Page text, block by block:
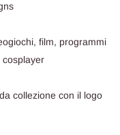
film, programmi
collezione con il logo